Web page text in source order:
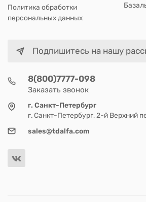
Политика обработки
персональных данных
Подпишитесь на нашу
8(800)7777-098
Заказать звонок
г. Санкт-Петербург
г. Санкт-Петербург, 2-й Верхний
sales@tdalfa.com